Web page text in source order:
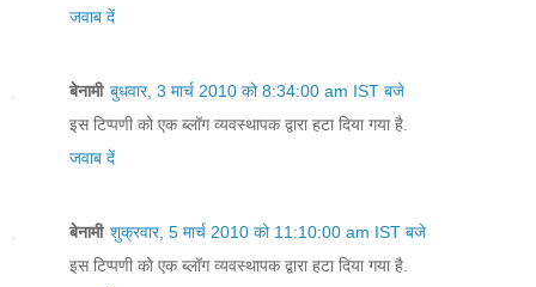
जवाब दें
बेनामी बुधवार, 3 मार्च 2010 को 8:34:00 am IST बजे
इस टिप्पणी को एक ब्लॉग व्यवस्थापक द्वारा हटा दिया गया है.
जवाब दें
बेनामी शुक्रवार, 5 मार्च 2010 को 11:10:00 am IST बजे
इस टिप्पणी को एक ब्लॉग व्यवस्थापक द्वारा हटा दिया गया है.